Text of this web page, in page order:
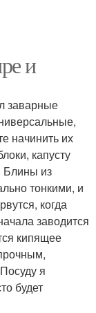
и
заварные
начинить их
капусту
Блины из
тонкими, и
когда
заводится
кипящее
я
будет